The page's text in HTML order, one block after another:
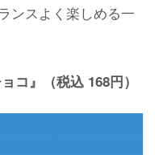
ンスよく楽しめる一
コ』（税込 168円）